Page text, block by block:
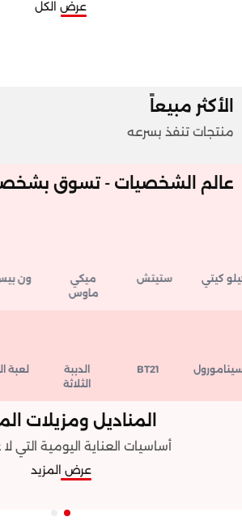
عرض الكل
الأكثر مبيعاً
منتجات تنفذ بسرعه
عالم الشخصيات - تسوق
كيتي ستيتش
ميكي
ماوس
ون بيس
BT21
الدببة
الثلاثة
لعبة
المناديل ومزيلات
أساسيات العناية اليومية التي
عرض المزيد